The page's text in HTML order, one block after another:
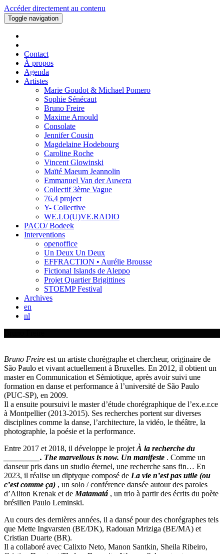
Accéder directement au contenu
Toggle navigation
Contact
À propos
Agenda
Artistes
Marie Goudot & Michael Pomero
Sophie Sénécaut
Bruno Freire
Maxime Arnould
Consolate
Jennifer Cousin
Magdelaine Hodebourg
Caroline Roche
Vincent Glowinski
Maïté Maeum Jeannolin
Emmanuel Van der Auwera
Collectif 3ème Vague
76,4 project
Y- Collective
WE.LO(U)VE.RADIO
PACO/ Bodeek
Interventions
openoffice
Un Deux Un Deux
EFFRACTION • Aurélie Brousse
Fictional Islands de Aleppo
Projet Quartier Brigittines
STOEMP Festival
Archives
en
nl
Bruno Freire est un artiste chorégraphe et chercheur, originaire de
São Paulo et vivant actuellement à Bruxelles. En 2012, il obtient un
master en Communication et Sémiotique, après avoir suivi une
formation en danse et performance à l’université de São Paulo
(PUC-SP), en 2009.
Il a ensuite poursuivi le master d’étude chorégraphique de l’ex.e.r.ce
à Montpellier (2013-2015). Ses recherches portent sur diverses
disciplines comme la danse, l’architecture, la vidéo, le théâtre, la
photographie, la poésie et la performance.
Entre 2017 et 2018, il développe le projet À la recherche du
_________. The marvellous is now. Un manifeste . Comme un
danseur pris dans un studio éternel, une recherche sans fin… En
2023, il réalise un diptyque composé de La vie n’est pas utile (ou
c’est comme ça) , un solo / conférence dansée autour des paroles
d’Ailton Krenak et de Matamatá , un trio à partir des écrits du poète
brésilien Paulo Leminski.
Au cours des dernières années, il a dansé pour des chorégraphes tels
que Mette Ingvarsten (BE/DK), Radouan Mriziga (BE/MA) et
Cristian Duarte (BR).
Il a collaboré avec Calixto Neto, Manon Santkin, Sheila Ribeiro,